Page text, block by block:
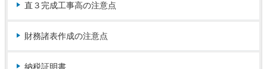
直３完成工事高の注意点
財務諸表作成の注意点
納税証明書